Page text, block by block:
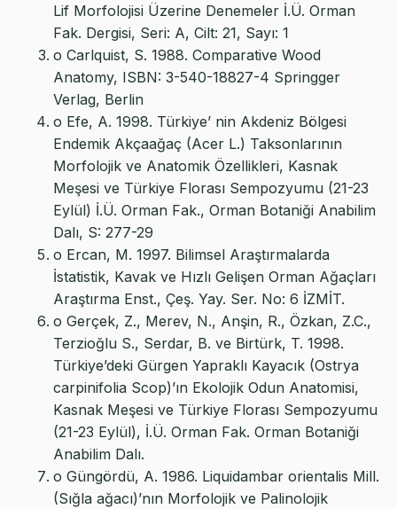
Lif Morfolojisi Üzerine Denemeler İ.Ü. Orman
Fak. Dergisi, Seri: A, Cilt: 21, Sayı: 1
o Carlquist, S. 1988. Comparative Wood
Anatomy, ISBN: 3-540-18827-4 Springger
Verlag, Berlin
o Efe, A. 1998. Türkiye’ nin Akdeniz Bölgesi
Endemik Akçaağaç (Acer L.) Taksonlarının
Morfolojik ve Anatomik Özellikleri, Kasnak
Meşesi ve Türkiye Florası Sempozyumu (21-23
Eylül) İ.Ü. Orman Fak., Orman Botaniği Anabilim
Dalı, S: 277-29
o Ercan, M. 1997. Bilimsel Araştırmalarda
İstatistik, Kavak ve Hızlı Gelişen Orman Ağaçları
Araştırma Enst., Çeş. Yay. Ser. No: 6 İZMİT.
o Gerçek, Z., Merev, N., Anşin, R., Özkan, Z.C.,
Terzioğlu S., Serdar, B. ve Birtürk, T. 1998.
Türkiye’deki Gürgen Yapraklı Kayacık (Ostrya
carpinifolia Scop)’ın Ekolojik Odun Anatomisi,
Kasnak Meşesi ve Türkiye Florası Sempozyumu
(21-23 Eylül), İ.Ü. Orman Fak. Orman Botaniği
Anabilim Dalı.
o Güngördü, A. 1986. Liquidambar orientalis Mill.
(Sığla ağacı)’nın Morfolojik ve Palinolojik